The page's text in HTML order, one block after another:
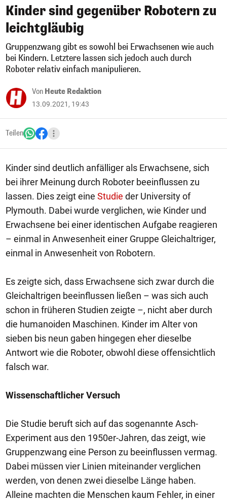
Kinder sind gegenüber Robotern zu
leichtgläubig
Gruppenzwang gibt es sowohl bei Erwachsenen wie auch
bei Kindern. Letztere lassen sich jedoch auch durch
Roboter relativ einfach manipulieren.
Von Heute Redaktion
13.09.2021, 19:43
Teilen
Kinder sind deutlich anfälliger als Erwachsene, sich
bei ihrer Meinung durch Roboter beeinflussen zu
lassen. Dies zeigt eine Studie der University of
Plymouth. Dabei wurde verglichen, wie Kinder und
Erwachsene bei einer identischen Aufgabe reagieren
– einmal in Anwesenheit einer Gruppe Gleichaltriger,
einmal in Anwesenheit von Robotern.
Es zeigte sich, dass Erwachsene sich zwar durch die
Gleichaltrigen beeinflussen ließen – was sich auch
schon in früheren Studien zeigte –, nicht aber durch
die humanoiden Maschinen. Kinder im Alter von
sieben bis neun gaben hingegen eher dieselbe
Antwort wie die Roboter, obwohl diese offensichtlich
falsch war.
Wissenschaftlicher Versuch
Die Studie beruft sich auf das sogenannte Asch-
Experiment aus den 1950er-Jahren, das zeigt, wie
Gruppenzwang eine Person zu beeinflussen vermag.
Dabei müssen vier Linien miteinander verglichen
werden, von denen zwei dieselbe Länge haben.
Alleine machten die Menschen kaum Fehler, in einer